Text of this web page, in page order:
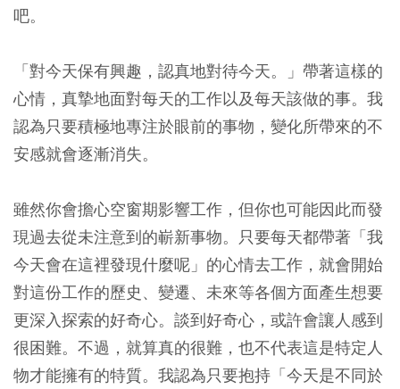
吧。
「對今天保有興趣，認真地對待今天。」帶著這樣的
心情，真摯地面對每天的工作以及每天該做的事。我
認為只要積極地專注於眼前的事物，變化所帶來的不
安感就會逐漸消失。
雖然你會擔心空窗期影響工作，但你也可能因此而發
現過去從未注意到的嶄新事物。只要每天都帶著「我
今天會在這裡發現什麼呢」的心情去工作，就會開始
對這份工作的歷史、變遷、未來等各個方面產生想要
更深入探索的好奇心。談到好奇心，或許會讓人感到
很困難。不過，就算真的很難，也不代表這是特定人
物才能擁有的特質。我認為只要抱持「今天是不同於